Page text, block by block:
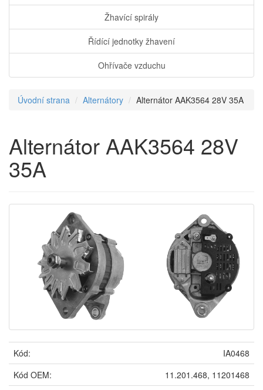
Žhavící spirály
Řídící jednotky žhavení
Ohřívače vzduchu
Úvodní strana Alternátory Alternátor AAK3564 28V 35A
Alternátor AAK3564 28V
35A
Kód:
IA0468
Kód OEM:
11.201.468, 11201468